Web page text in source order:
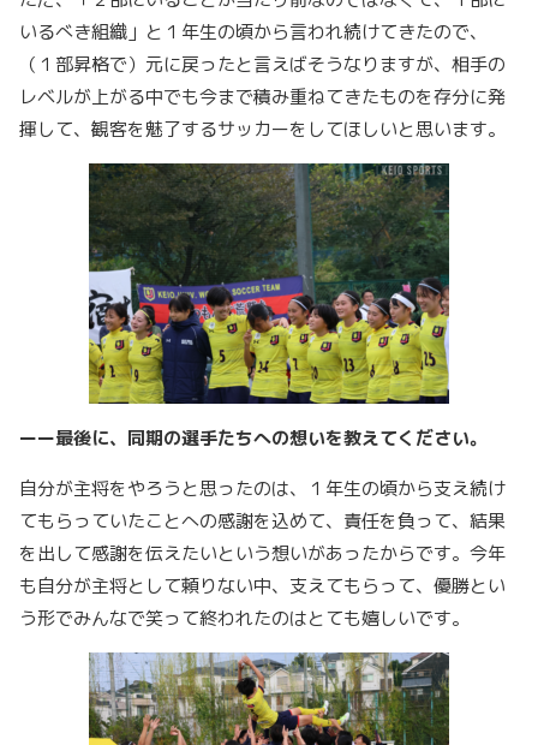
いるべき組織」と１年生の頃から言われ続けてきたので、
（１部昇格で）元に戻ったと言えばそうなりますが、相手の
レベルが上がる中でも今まで積み重ねてきたものを存分に発
揮して、観客を魅了するサッカーをしてほしいと思います。
ーー最後に、同期の選手たちへの想いを教えてください。
自分が主将をやろうと思ったのは、１年生の頃から支え続け
てもらっていたことへの感謝を込めて、責任を負って、結果
を出して感謝を伝えたいという想いがあったからです。今年
も自分が主将として頼りない中、支えてもらって、優勝とい
う形でみんなで笑って終われたのはとても嬉しいです。